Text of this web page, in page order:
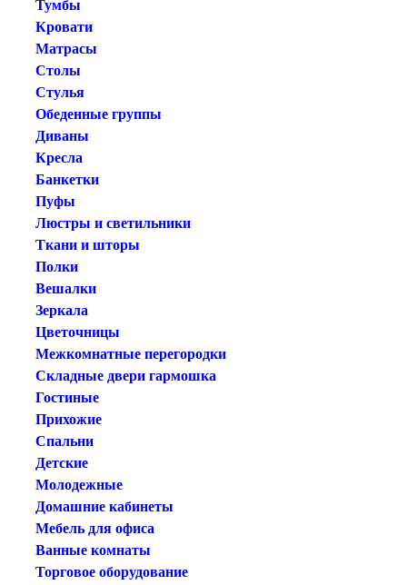
Тумбы
Кровати
Матрасы
Столы
Стулья
Обеденные группы
Диваны
Кресла
Банкетки
Пуфы
Люстры и светильники
Ткани и шторы
Полки
Вешалки
Зеркала
Цветочницы
Межкомнатные перегородки
Складные двери гармошка
Гостиные
Прихожие
Спальни
Детские
Молодежные
Домашние кабинеты
Мебель для офиса
Ванные комнаты
Торговое оборудование